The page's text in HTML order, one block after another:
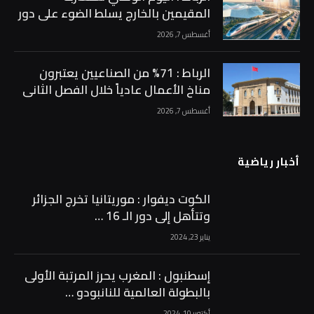
المقيمين بالخارج يسلط الضوء على دور
الجالية في دعم أوراش المغرب 2030 …
أغسطس 7, 2026
الرباط : 71% من الصناعيين يعتبرون
مناخ الأعمال عادياً خلال الفصل الثاني
من 2026 …
أغسطس 7, 2026
أخبار رياضية
الكوت ديفوار : موريتانيا تخرج الجزائر
وتتأهل إلى دور الـ 16 …
يناير 23, 2024
إسطنبول : المغرب يحرز المرتبة الأولى
بالبطولة العالمية للنانبودو …